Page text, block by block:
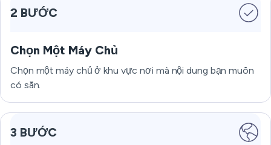
2 BƯỚC
Chọn Một Máy Chủ
Chọn một máy chủ ở khu vực nơi mà nội dung bạn muốn
có sẵn.
3 BƯỚC